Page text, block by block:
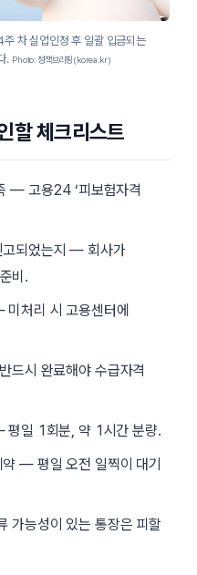
차 실업인정 후 일괄 입금되는
. Photo: 정책브리핑(korea.kr)
할 체크리스트
— 고용24 ‘피보험자격
고되었는지 — 회사가
비.
처리 시 고용센터에
시 완료해야 수급자격
평일 1회분, 약 1시간 분량.
약 — 평일 오전 일찍이 대기
가능성이 있는 통장은 피할